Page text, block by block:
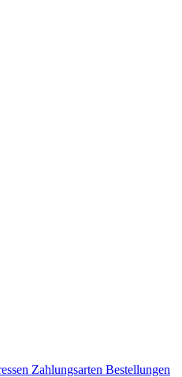
Zahlungsarten Bestellungen